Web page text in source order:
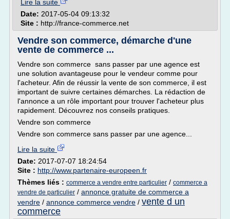
Lire la suite
Date: 2017-05-04 09:13:32
Site : http://france-commerce.net
Vendre son commerce, démarche d'une
vente de commerce ...
Vendre son commerce sans passer par une agence est
une solution avantageuse pour le vendeur comme pour
l'acheteur. Afin de réussir la vente de son commerce, il est
important de suivre certaines démarches. La rédaction de
l'annonce a un rôle important pour trouver l'acheteur plus
rapidement. Découvrez nos conseils pratiques.
Vendre son commerce
Vendre son commerce sans passer par une agence...
Lire la suite
Date: 2017-07-07 18:24:54
Site : http://www.partenaire-europeen.fr
Thèmes liés : commerce a vendre entre particulier / commerce a
vendre de particulier / annonce gratuite de commerce a
vendre / annonce commerce vendre / vente d un
commerce